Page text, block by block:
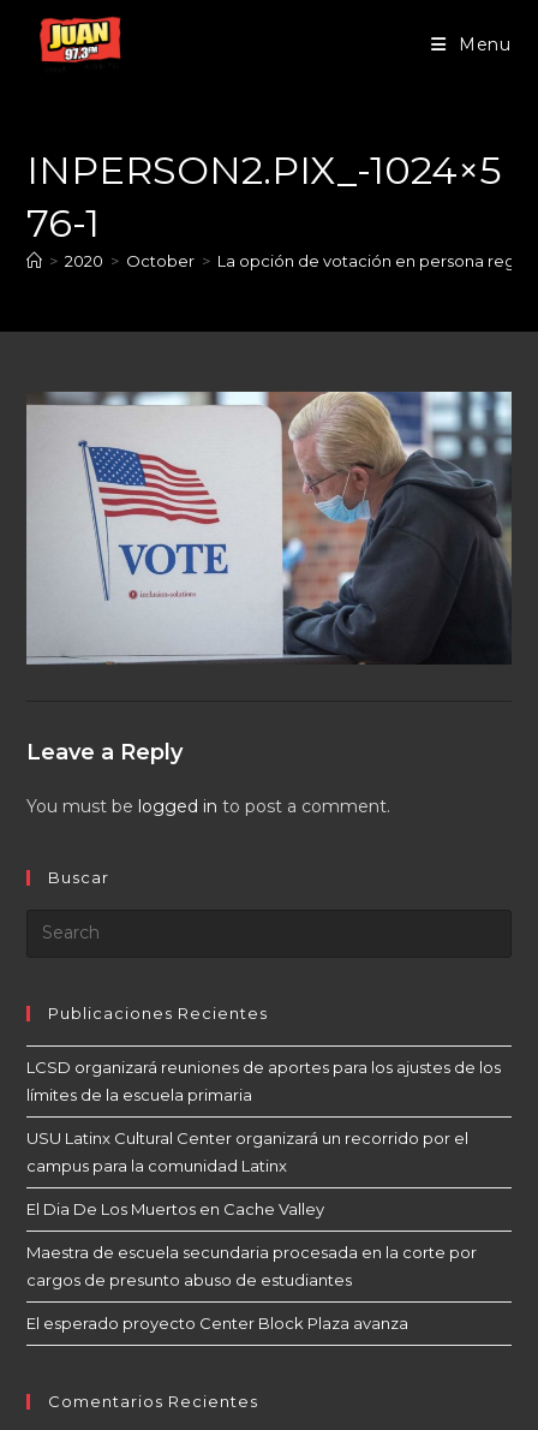
Menu
INPERSON2.PIX_-1024×5
76-1
> 2020 > October > La opción de votación en persona
Leave a Reply
You must be logged in to post a comment.
Buscar
Publicaciones Recientes
LCSD organizará reuniones de aportes para los ajustes de los
límites de la escuela primaria
USU Latinx Cultural Center organizará un recorrido por el
campus para la comunidad Latinx
El Dia De Los Muertos en Cache Valley
Maestra de escuela secundaria procesada en la corte por
cargos de presunto abuso de estudiantes
El esperado proyecto Center Block Plaza avanza
Comentarios Recientes